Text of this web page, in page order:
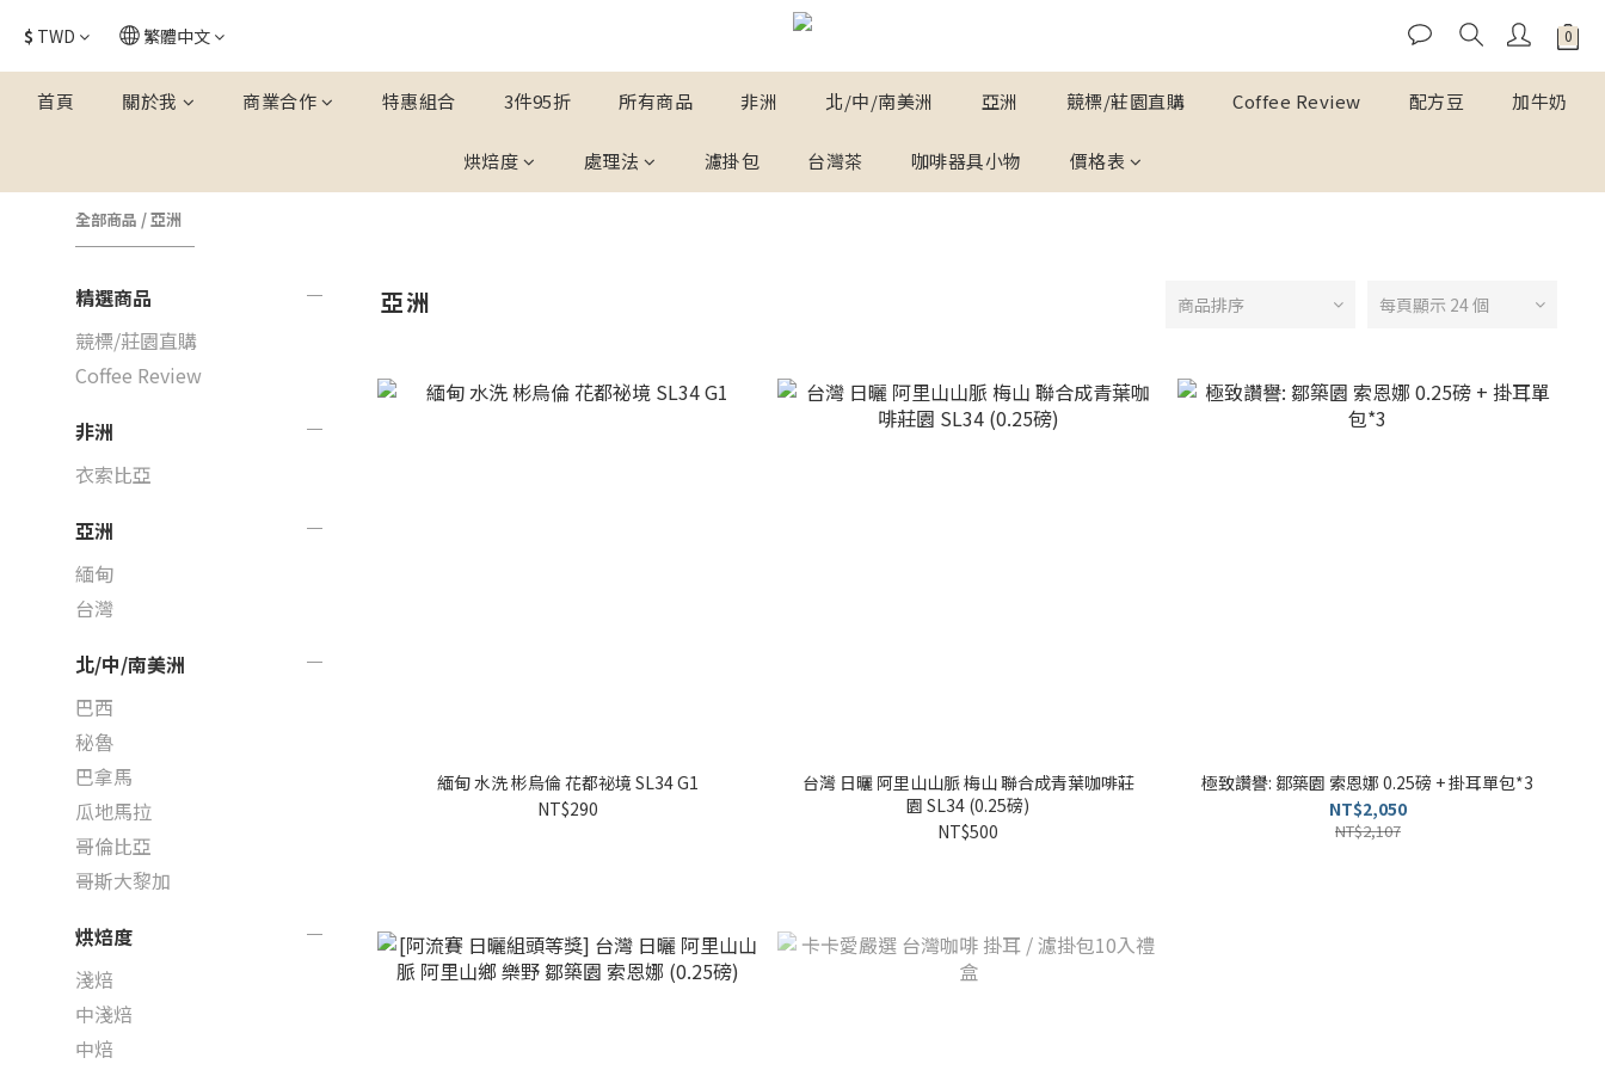
$ TWD 繁體中文
首頁 關於我 商業合作 特惠組合 3件95折 所有商品 非洲 北/中/南美洲 亞洲 競標/莊園直購 Coffee Review 配方豆 加牛奶
烘焙度 處理法 濾掛包 台灣茶 咖啡器具小物 價格表
全部商品 /亞洲
精選商品
競標/莊園直購
Coffee Review
非洲
衣索比亞
亞洲
緬甸
台灣
北/中/南美洲
巴西
秘魯
巴拿馬
瓜地馬拉
哥倫比亞
哥斯大黎加
烘焙度
淺焙
中淺焙
中焙
亞洲 商品排序 每頁顯示 24 個
緬甸 水洗 彬烏倫 花都祕境 SL34 G1
NT$290
台灣 日曬 阿里山山脈 梅山 聯合成青葉咖啡莊
園 SL34 (0.25磅)
NT$500
極致讚譽: 鄒築園 索恩娜 0.25磅 + 掛耳單包*3
NT$2,050
NT$2,107